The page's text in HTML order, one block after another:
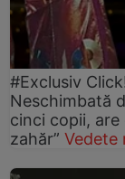
#Exclusiv
Neschimbată
cinci copii, are
zahăr” Vedete